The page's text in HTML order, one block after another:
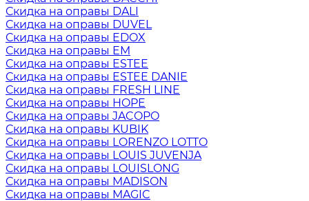
Скидка на оправы DALI
Скидка на оправы DUVEL
Скидка на оправы EDOX
Скидка на оправы EM
Скидка на оправы ESTEE
Скидка на оправы ESTEE DANIE
Скидка на оправы FRESH LINE
Скидка на оправы HOPE
Скидка на оправы JACOPO
Скидка на оправы KUBIK
Скидка на оправы LORENZO LOTTO
Скидка на оправы LOUIS JUVENJA
Скидка на оправы LOUISLONG
Скидка на оправы MADISON
Скидка на оправы MAGIC